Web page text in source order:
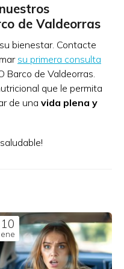
de Valdeorras
bienestar. Contacte
su primera consulta
Barco de Valdeorras.
que le permita
de una vida plena y
10
ene